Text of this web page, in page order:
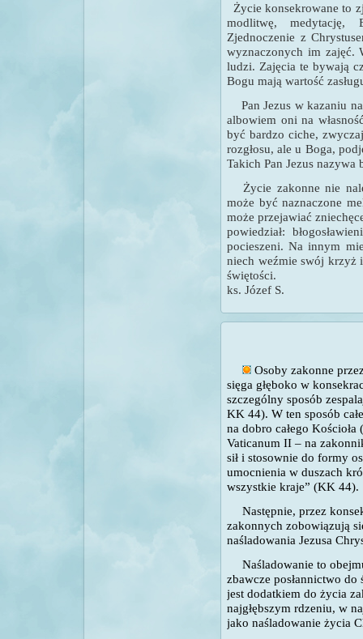
Życie konsekrowane to
modlitwę,
Zjednoczenie z
wyznaczonych im zajęć.
ludzi. Zajęcia te bywają
Bogu mają wartość
Pan Jezus w kazaniu
albowiem oni na
być bardzo ciche,
rozgłosu, ale u Boga,
Takich Pan Jezus nazywa
Życie zakonne nie
może być naznaczone
może przejawiać
powiedział:
pocieszeni. Na innym
niech weźmie swój krzyż
świętości.
ks. Józef S.
Osoby zakonne
sięga głęboko w
szczególny sposób
KK 44). W ten sposób
na dobro całego
Vaticanum II – na
sił i stosownie do formy
umocnienia w duszach
wszystkie kraje” (KK 44).
Następnie, przez
zakonnych zobowiązują
naśladowania Jezusa
Naśladowanie to
zbawcze posłannictwo
jest dodatkiem do życia
najgłębszym rdzeniu, w
jako naśladowanie życia